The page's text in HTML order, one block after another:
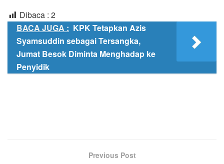
Dibaca : 2
BACA JUGA : KPK Tetapkan Azis
Syamsuddin sebagai Tersangka,
Jumat Besok Diminta Menghadap ke
Penyidik
Previous Post